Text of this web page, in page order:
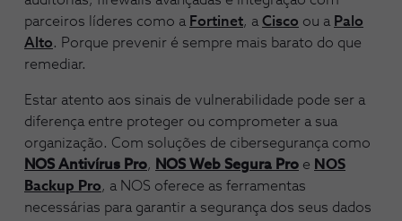
parceiros líderes como a Fortinet, a Cisco ou a Palo
Alto. Porque prevenir é sempre mais barato do que
remediar.
Estar atento aos sinais de vulnerabilidade pode ser a
diferença entre proteger ou comprometer a sua
organização. Com soluções de cibersegurança como
NOS Antivírus Pro, NOS Web Segura Pro e NOS
Backup Pro, a NOS oferece as ferramentas
necessárias para garantir a segurança dos seus dados